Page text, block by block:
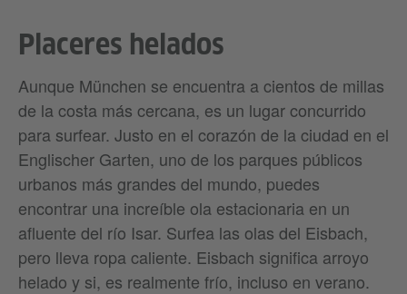
Placeres helados
Aunque München se encuentra a cientos de millas
de la costa más cercana, es un lugar concurrido
para surfear. Justo en el corazón de la ciudad en el
Englischer Garten, uno de los parques públicos
urbanos más grandes del mundo, puedes
encontrar una increíble ola estacionaria en un
afluente del río Isar. Surfea las olas del Eisbach,
pero lleva ropa caliente. Eisbach significa arroyo
helado y si, es realmente frío, incluso en verano.